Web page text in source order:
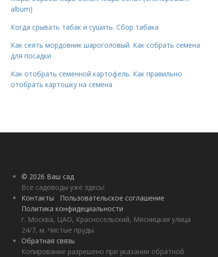
album)
Когда срывать табак и сушить. Сбор табака
Как сеять мордовник шароголовый. Как собрать семена
для посадки
Как отобрать семенной картофель. Как правильно
отобрать картошку на семена
© 2026 Ваш сад
Все садоводы уже здесь!
Контакты
Пользовательское соглашение
Политика конфидециальности
г. Москва, ЦАО, Красносельский, Мясницкая улица
24/7, м. Чистые пруды
Обратная связь
Копирование разрешено при указании обратной